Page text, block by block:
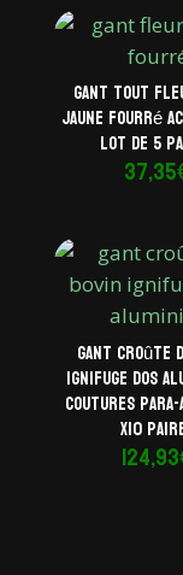
Gant tout
jaune fourré
Lot de 5
37,35
Gant croûte
ignifuge dos
Coutures
x10
124,93